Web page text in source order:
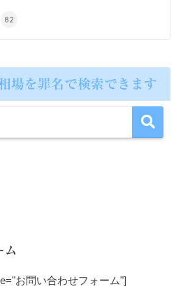
82
場を罪名で検索できます
ム
お問い合わせフォーム"]